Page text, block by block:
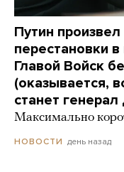
Путин
перестановки
Главой Войск
(оказывается,
станет
Максимально
НОВОСТИ день назад